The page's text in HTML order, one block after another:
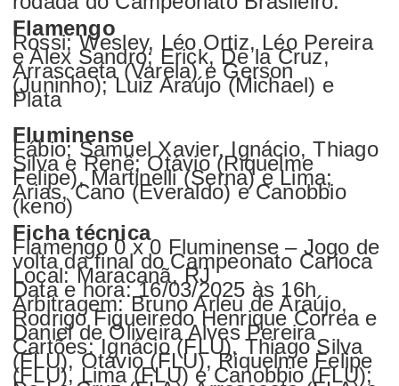
Flamengo
Rossi; Wesley, Léo Ortiz, Léo Pereira
e Alex Sandro; Erick, De la Cruz,
Arrascaeta (Varela) e Gerson
(Juninho); Luiz Araújo (Michael) e
Plata
Fluminense
Fábio; Samuel Xavier, Ignácio, Thiago
Silva e Renê; Otávio (Riquelme
Felipe), Martinelli (Serna) e Lima;
Arias, Cano (Everaldo) e Canobbio
(keno)
Ficha técnica
Flamengo 0 x 0 Fluminense – Jogo de
volta da final do Campeonato Carioca
Local: Maracanã, RJ
Data e hora: 16/03/2025 às 16h
Arbitragem: Bruno Arleu de Araújo,
Rodrigo Figueiredo Henrique Correa e
Daniel de Oliveira Alves Pereira
Cartões: Ignácio (FLU), Thiago Silva
(FLU), Otávio (FLU), Riquelme Felipe
(FLU), Lima (FLU) e Canobbio (FLU);